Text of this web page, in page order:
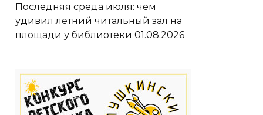
Последняя среда июля: чем
удивил летний читальный зал на
площади у библиотеки 01.08.2026